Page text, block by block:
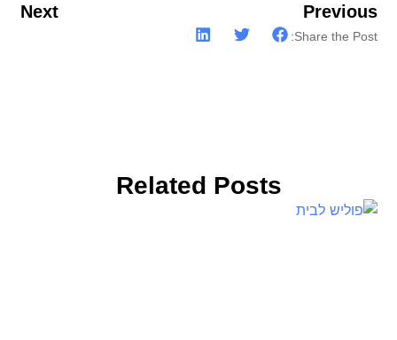
Previous
Next
Share the Post:
Related Posts